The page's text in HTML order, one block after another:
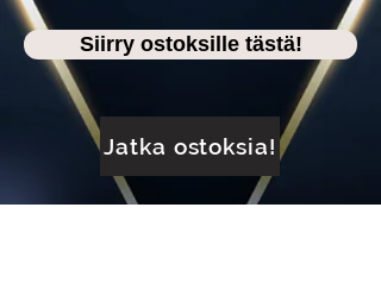
Siirry ostoksille tästä!
Jatka ostoksia!